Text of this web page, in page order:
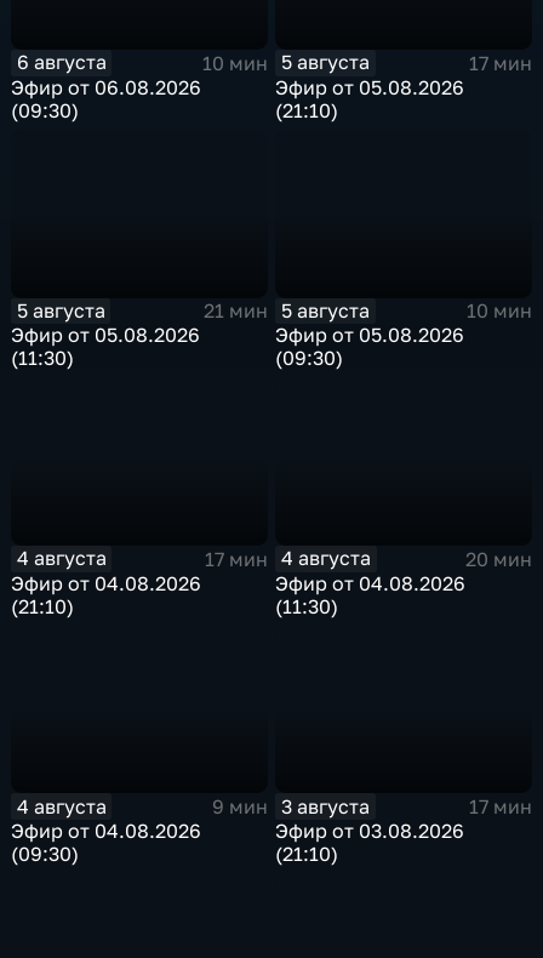
6 августа
10 мин
Эфир от 06.08.2026
(09:30)
5 августа
17 мин
Эфир от 05.08.2026
(21:10)
5 августа
21 мин
Эфир от 05.08.2026
(11:30)
5 августа
10 мин
Эфир от 05.08.2026
(09:30)
4 августа
17 мин
Эфир от 04.08.2026
(21:10)
4 августа
20 мин
Эфир от 04.08.2026
(11:30)
4 августа
9 мин
Эфир от 04.08.2026
(09:30)
3 августа
17 мин
Эфир от 03.08.2026
(21:10)